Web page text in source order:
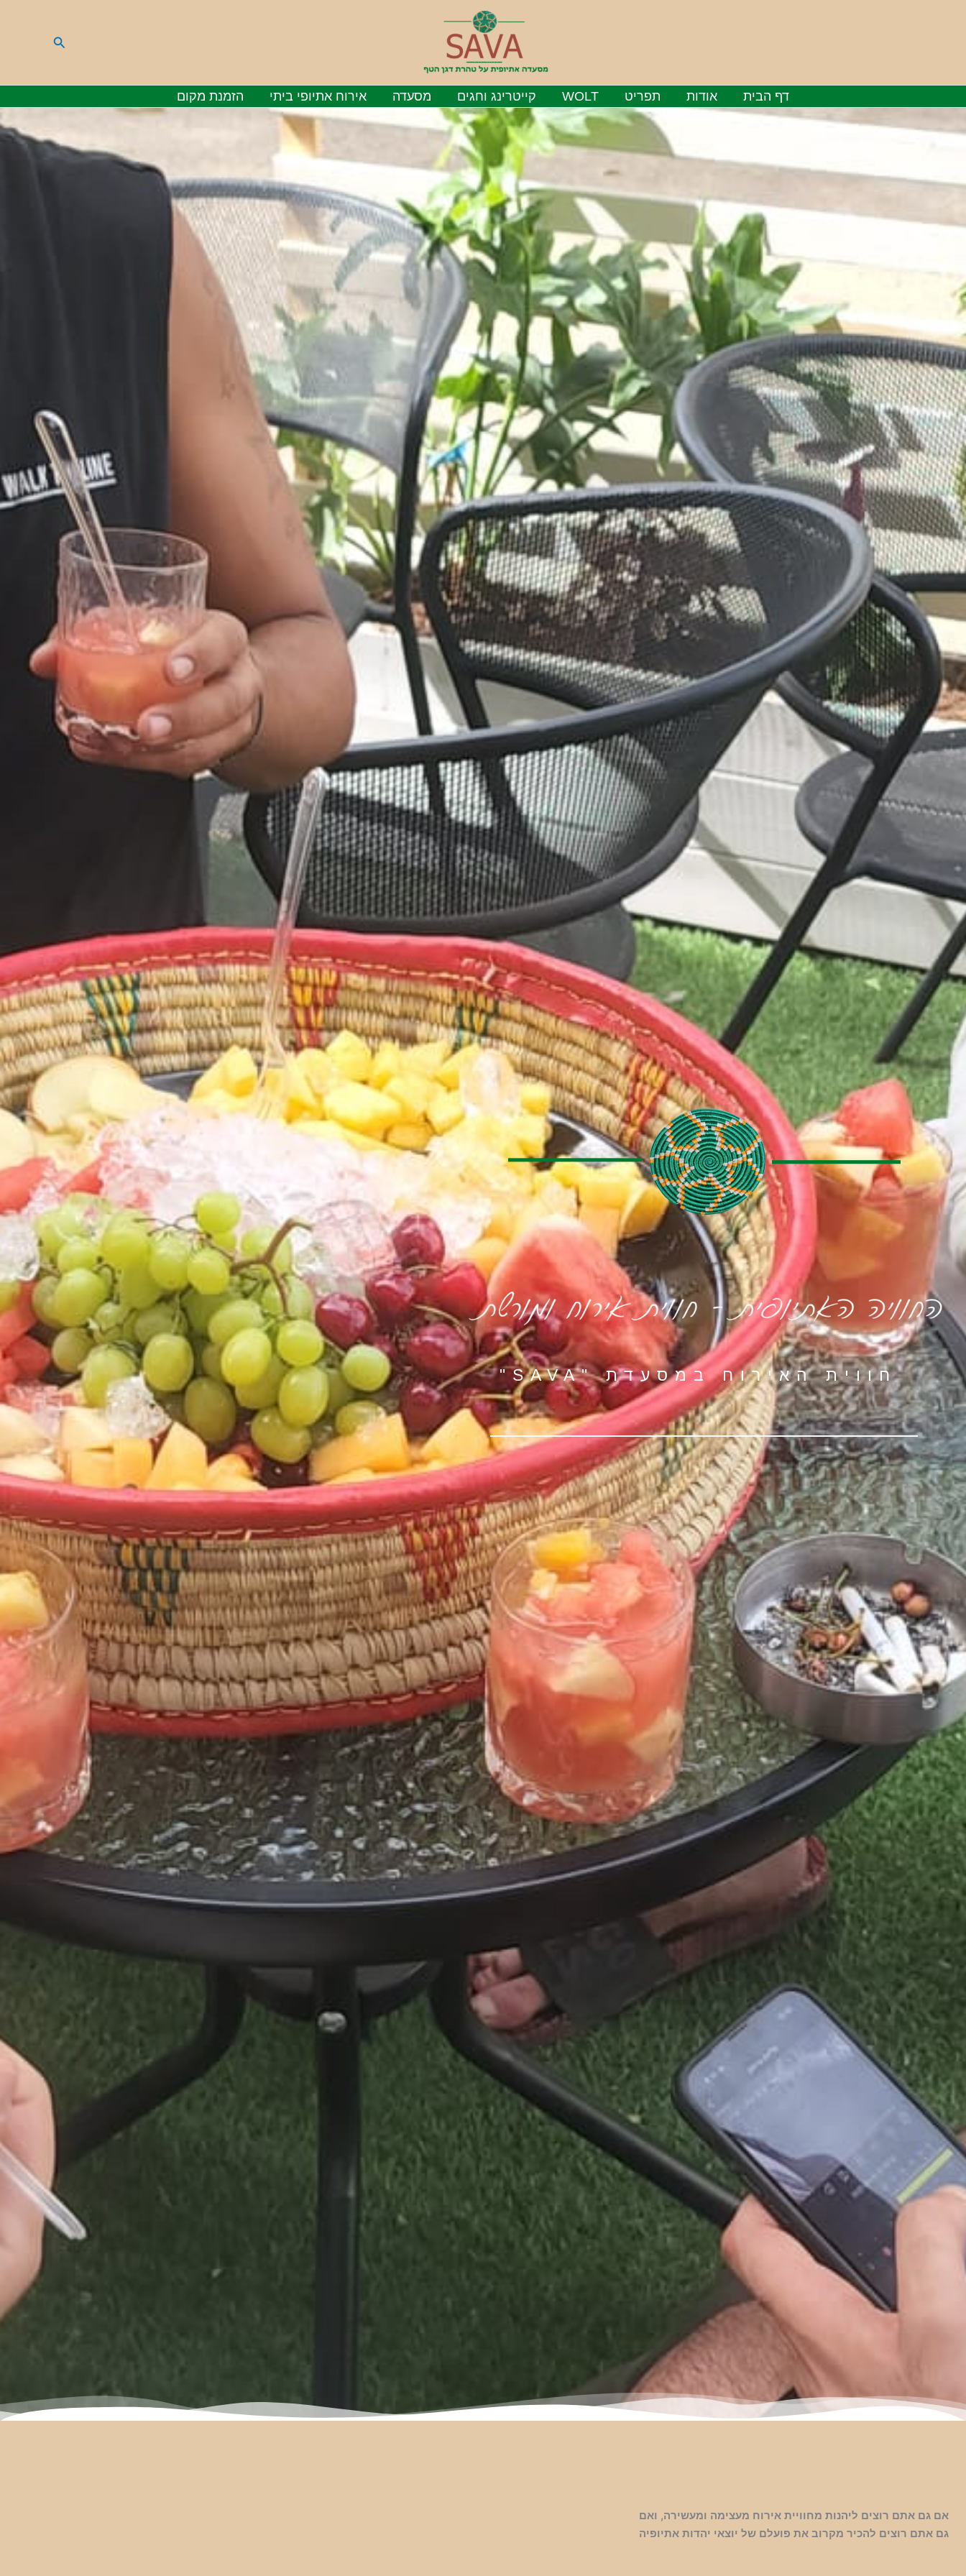
חיפוש
דף הבית אודות תפריט WOLT קייטרינג וחגים מסעדה אירוח אתיופי ביתי הזמנת מקום
חווית האירוח במסעדת "SAVA"
אם גם אתם רוצים ליהנות מחוויית אירוח מעצימה ומעשירה, ואם
גם אתם רוצים להכיר מקרוב את פועלם של יוצאי יהדות אתיופיה